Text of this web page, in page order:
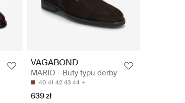
VAGABOND
MARIO - Buty typu derby
40 41 42 43 44
639 zł